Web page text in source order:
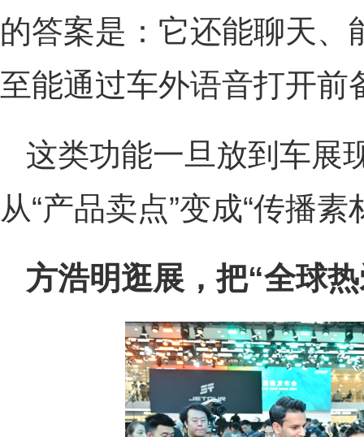
的答案是：它还能聊天
至能通过车外语音打开前
这类功能一旦放到车展
从“产品卖点”变成“传播素
方浩明逛展，把“全球